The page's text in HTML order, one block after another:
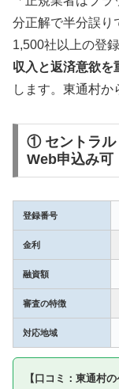
分正解で半分誤り
1,500社以上の登
収入と返済意欲を
します。東通村か
① セントラル
Web申込み可
登録番号
金利
融資額
審査の特徴
対応地域
【口コミ：東通村